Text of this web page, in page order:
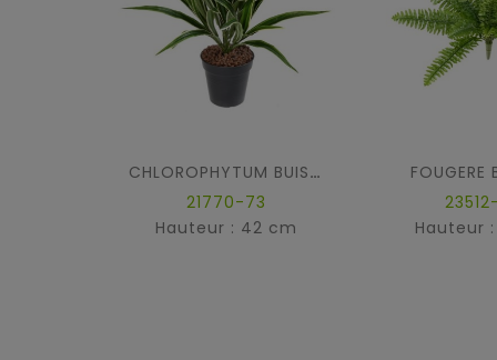
CHLOROPHYTUM BUISSON
21770-73
Hauteur : 42 cm
FOUGERE
Hauteur